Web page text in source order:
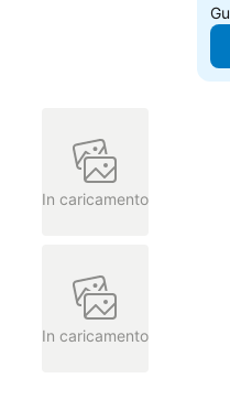
In caricamento
In caricamento